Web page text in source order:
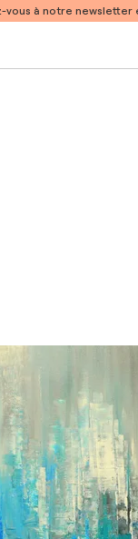
vous à notre newsletter